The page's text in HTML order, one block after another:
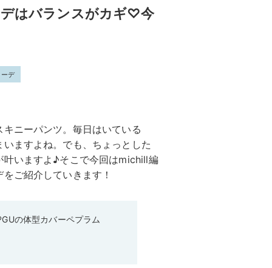
はバランスがカギ♡今
デ
ニーパンツ。毎日はいている
ますよね。でも、ちょっとした
叶いますよ♪そこで今回はmichill編
ご紹介していきます！
の体型カバーペプラム